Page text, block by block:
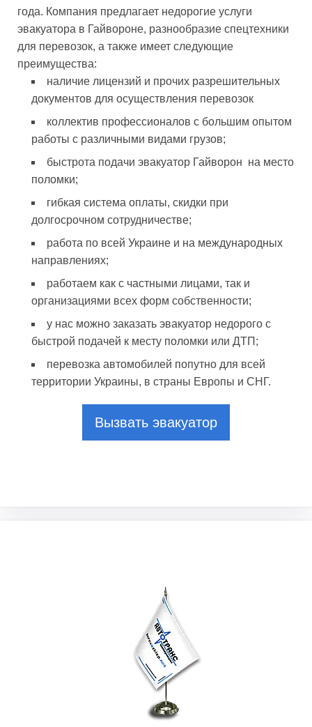
года. Компания предлагает недорогие услуги
эвакуатора в Гайвороне, разнообразие спецтехники
для перевозок, а также имеет следующие
преимущества:
наличие лицензий и прочих разрешительных
документов для осуществления перевозок
коллектив профессионалов с большим опытом
работы с различными видами грузов;
быстрота подачи эвакуатор Гайворон на место
поломки;
гибкая система оплаты, скидки при
долгосрочном сотрудничестве;
работа по всей Украине и на международных
направлениях;
работаем как с частными лицами, так и
организациями всех форм собственности;
у нас можно заказать эвакуатор недорого с
быстрой подачей к месту поломки или ДТП;
перевозка автомобилей попутно для всей
территории Украины, в страны Европы и СНГ.
Вызвать эвакуатор